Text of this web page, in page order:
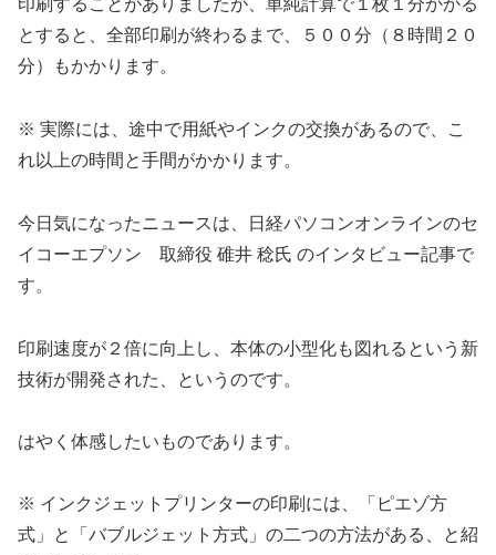
印刷することがありましたが、単純計算で１枚１分かかる
とすると、全部印刷が終わるまで、５００分（８時間２０
分）もかかります。
※ 実際には、途中で用紙やインクの交換があるので、こ
れ以上の時間と手間がかかります。
今日気になったニュースは、日経パソコンオンラインのセ
イコーエプソン 取締役 碓井 稔氏 のインタビュー記事で
す。
印刷速度が２倍に向上し、本体の小型化も図れるという新
技術が開発された、というのです。
はやく体感したいものであります。
※ インクジェットプリンターの印刷には、「ピエゾ方
式」と「バブルジェット方式」の二つの方法がある、と紹